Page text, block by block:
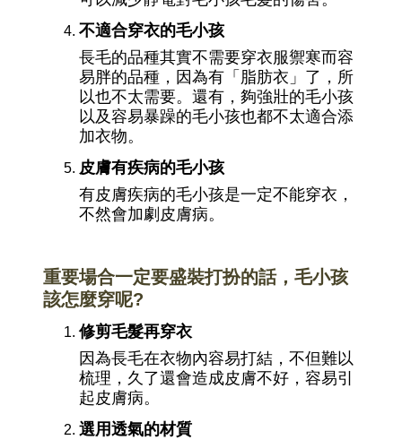
不適合穿衣的毛小孩
長毛的品種其實不需要穿衣服禦寒而容
易胖的品種，因為有「脂肪衣」了，所
以也不太需要。還有，夠強壯的毛小孩
以及容易暴躁的毛小孩也都不太適合添
加衣物。
皮膚有疾病的毛小孩
有皮膚疾病的毛小孩是一定不能穿衣，
不然會加劇皮膚病。
重要場合一定要盛裝打扮的話，毛小孩
該怎麼穿呢?
修剪毛髮再穿衣
因為長毛在衣物內容易打結，不但難以
梳理，久了還會造成皮膚不好，容易引
起皮膚病。
選用透氣的材質